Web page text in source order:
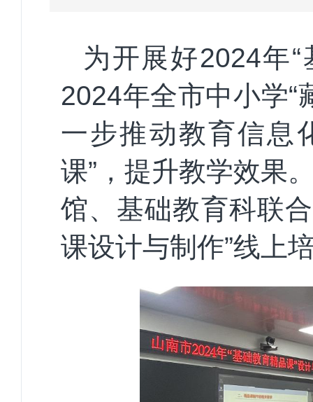
为开展好2024年
2024年全市中小学“
一步推动教育信息
课”，提升教学效果
馆、基础教育科联
课设计与制作”线上